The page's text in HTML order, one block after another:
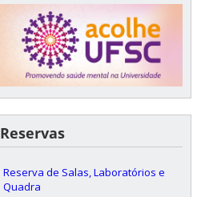
Reservas
Reserva de Salas, Laboratórios e
Quadra